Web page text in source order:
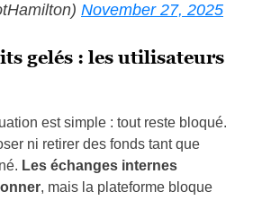
November 27, 2025
gelés : les utilisateurs
est simple : tout reste bloqué.
ni retirer des fonds tant que
Les échanges internes
, mais la plateforme bloque